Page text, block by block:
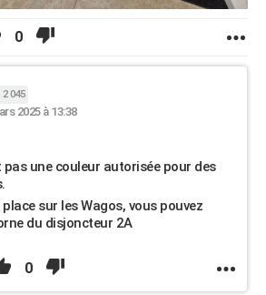
0
2 045
2025 à 13:38
une couleur autorisée pour des
sur les Wagos, vous pouvez
du disjoncteur 2A
0